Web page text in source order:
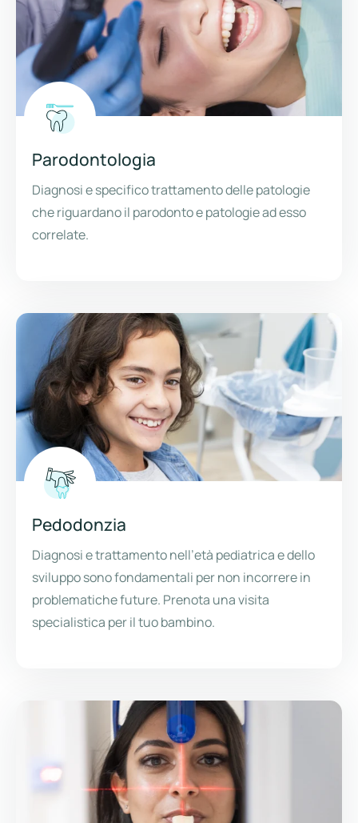
Parodontologia
Diagnosi e specifico trattamento delle patologie
che riguardano il parodonto e patologie ad esso
correlate.
Pedodonzia
Diagnosi e trattamento nell’età pediatrica e dello
sviluppo sono fondamentali per non incorrere in
problematiche future. Prenota una visita
specialistica per il tuo bambino.